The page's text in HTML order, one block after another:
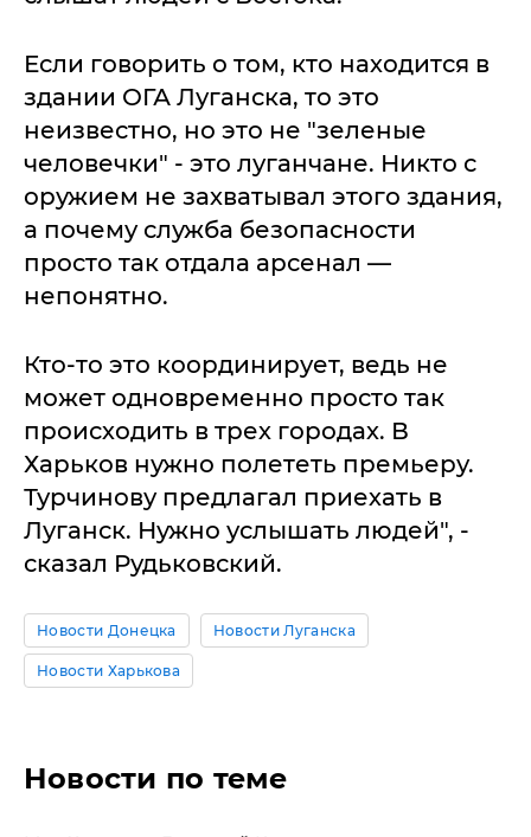
Если говорить о том, кто находится в
здании ОГА Луганска, то это
неизвестно, но это не "зеленые
человечки" - это луганчане. Никто с
оружием не захватывал этого здания,
а почему служба безопасности
просто так отдала арсенал —
непонятно.
Кто-то это координирует, ведь не
может одновременно просто так
происходить в трех городах. В
Харьков нужно полететь премьеру.
Турчинову предлагал приехать в
Луганск. Нужно услышать людей", -
сказал Рудьковский.
Новости Донецка Новости Луганска
Новости Харькова
Новости по теме